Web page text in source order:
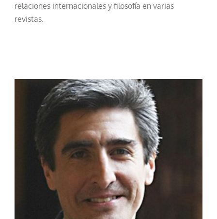
relaciones internacionales y filosofía en varias
revistas.